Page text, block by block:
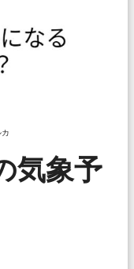
カ
気象予